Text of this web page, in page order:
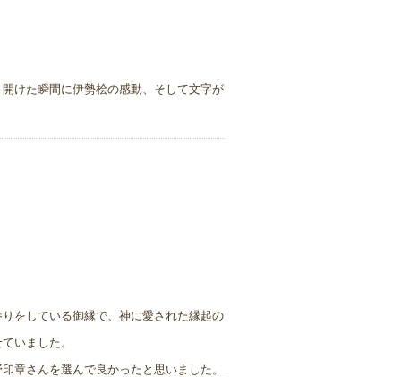
けた瞬間に伊勢桧の感動、そして文字が
をしている御縁で、神に愛された縁起の
いました。
章さんを選んで良かったと思いました。